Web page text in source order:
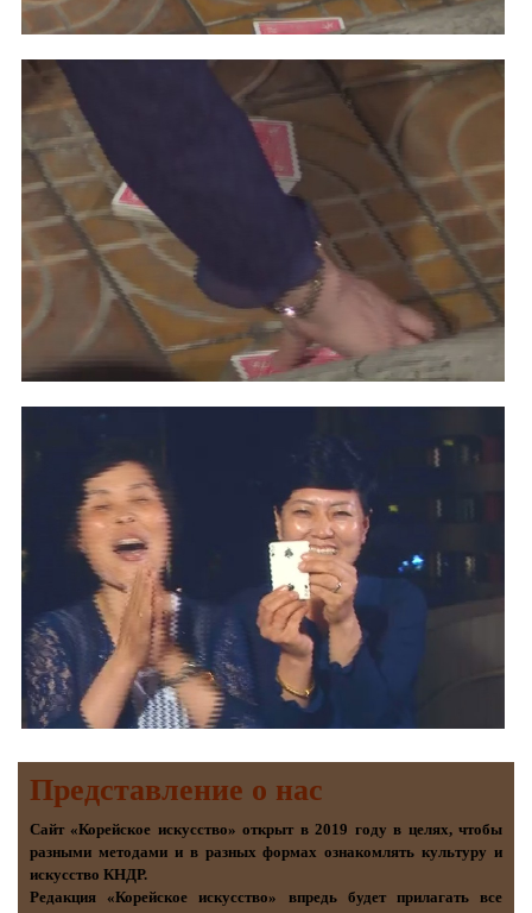
Представление о наc
Сайт «Корейское искусство» открыт в 2019 году в целях, чтобы
разными методами и в разных формах ознакомлять культуру и
искусство КНДР.
Редакция «Корейское искусство» впредь будет прилагать все